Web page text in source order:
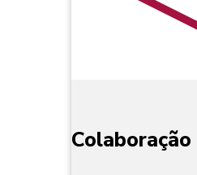
Colaboração